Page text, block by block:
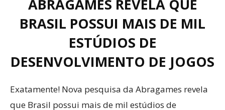
ABRAGAMES REVELA QUE
BRASIL POSSUI MAIS DE MIL
ESTÚDIOS DE
DESENVOLVIMENTO DE JOGOS
Exatamente! Nova pesquisa da Abragames revela
que Brasil possui mais de mil estúdios de